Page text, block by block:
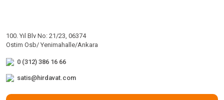
100. Yıl Blv No: 21/23, 06374
Ostim Osb/ Yenimahalle/Ankara
0 (312) 386 16 66
satis@hirdavat.com